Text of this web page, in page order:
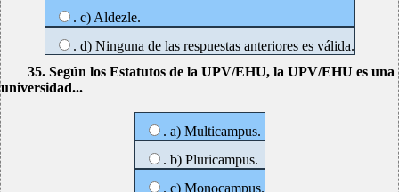
. c) Aldezle.
. d) Ninguna de las respuestas anteriores es válida.
35. Según los Estatutos de la UPV/EHU, la UPV/EHU es una
universidad...
. a) Multicampus.
. b) Pluricampus.
. c) Monocampus.